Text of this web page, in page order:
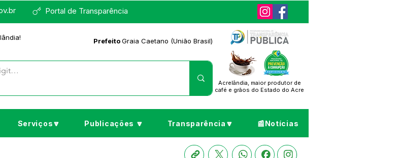
Portal de Transparência
PrefeitoGraia Caetano (União Brasil)
Acrelândia, maior produtor de
café e grãos do Estado do Acre
Serviços🔽 Publicações 🔽 Transparência🔽 📰Notícias